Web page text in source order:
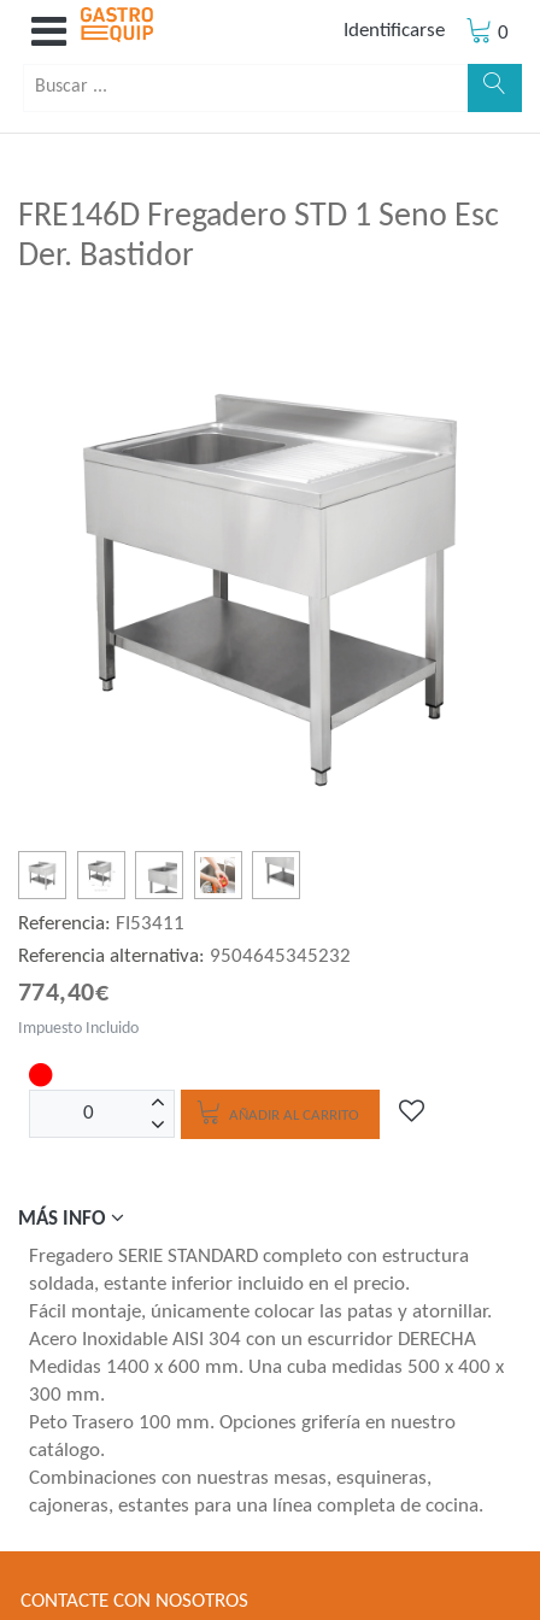
Identificarse 0
FRE146D Fregadero STD 1 Seno Esc
Der. Bastidor
Referencia: FI53411
Referencia alternativa: 9504645345232
774,40€
Impuesto Incluido
AÑADIR AL CARRITO
MÁS INFO
Fregadero SERIE STANDARD completo con estructura
soldada, estante inferior incluido en el precio.
Fácil montaje, únicamente colocar las patas y atornillar.
Acero Inoxidable AISI 304 con un escurridor DERECHA
Medidas 1400 x 600 mm. Una cuba medidas 500 x 400 x
300 mm.
Peto Trasero 100 mm. Opciones grifería en nuestro
catálogo.
Combinaciones con nuestras mesas, esquineras,
cajoneras, estantes para una línea completa de cocina.
CONTACTE CON NOSOTROS